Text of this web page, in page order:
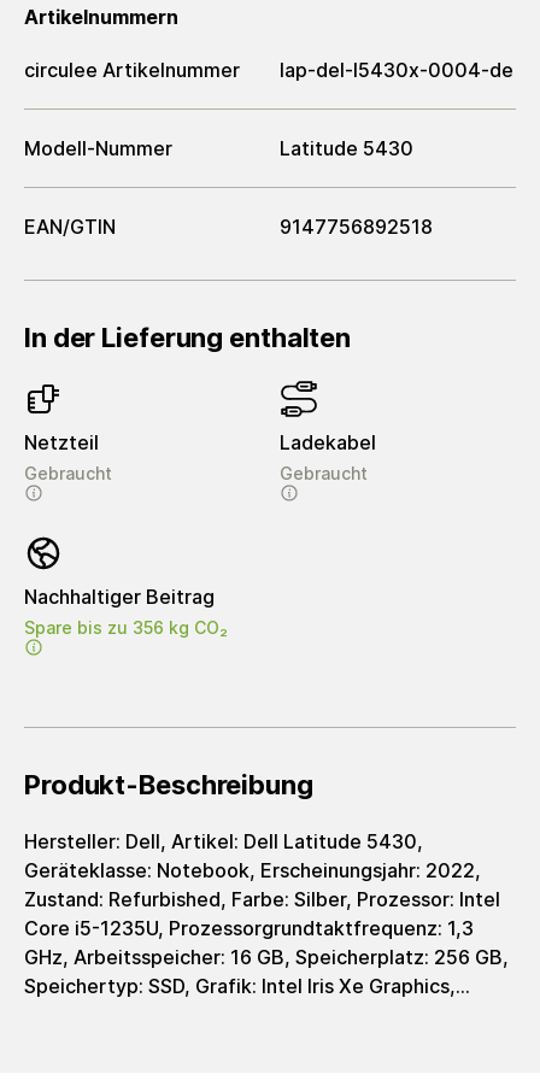
Artikelnummern
circulee Artikelnummer lap-del-l5430x-0004-de
Modell-Nummer Latitude 5430
EAN/GTIN 9147756892518
In der Lieferung enthalten
Netzteil
Gebraucht
Ladekabel
Gebraucht
Nachhaltiger Beitrag
Spare bis zu 356 kg CO₂
Produkt-Beschreibung
Hersteller: Dell, Artikel: Dell Latitude 5430,
Geräteklasse: Notebook, Erscheinungsjahr: 2022,
Zustand: Refurbished, Farbe: Silber, Prozessor: Intel
Core i5-1235U, Prozessorgrundtaktfrequenz: 1,3
GHz, Arbeitsspeicher: 16 GB, Speicherplatz: 256 GB,
Speichertyp: SSD, Grafik: Intel Iris Xe Graphics,